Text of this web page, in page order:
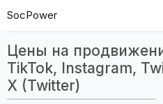
SocPower
Цены на
TikTok, Instagram,
X (Twitter)